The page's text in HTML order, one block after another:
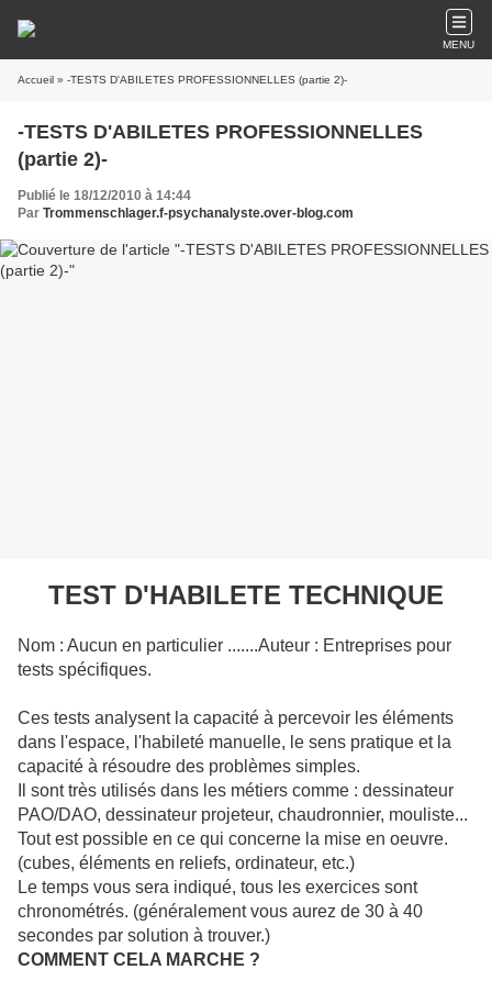
MENU
Accueil » -TESTS D'ABILETES PROFESSIONNELLES (partie 2)-
-TESTS D'ABILETES PROFESSIONNELLES
(partie 2)-
Publié le 18/12/2010 à 14:44
Par Trommenschlager.f-psychanalyste.over-blog.com
TEST D'HABILETE TECHNIQUE
Nom : Aucun en particulier .......Auteur : Entreprises pour
tests spécifiques.
Ces tests analysent la capacité à percevoir les éléments
dans l'espace, l'habileté manuelle, le sens pratique et la
capacité à résoudre des problèmes simples.
Il sont très utilisés dans les métiers comme : dessinateur
PAO/DAO, dessinateur projeteur, chaudronnier, mouliste...
Tout est possible en ce qui concerne la mise en oeuvre.
(cubes, éléments en reliefs, ordinateur, etc.)
Le temps vous sera indiqué, tous les exercices sont
chronométrés. (généralement vous aurez de 30 à 40
secondes par solution à trouver.)
COMMENT CELA MARCHE ?